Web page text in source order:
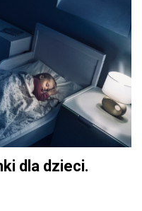
dla dzieci.